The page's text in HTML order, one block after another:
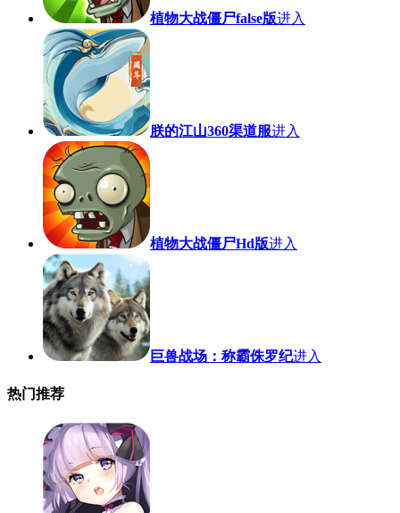
植物大战僵尸false版进入
朕的江山360渠道服进入
植物大战僵尸Hd版进入
巨兽战场：称霸侏罗纪进入
热门推荐